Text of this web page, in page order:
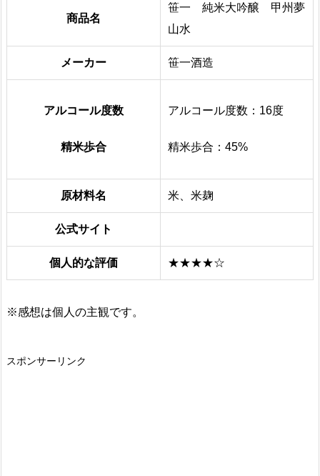
商品名
笹一 純米大吟醸 甲州夢
山水
メーカー 笹一酒造
アルコール度数
精米歩合
アルコール度数：16度
精米歩合：45%
原材料名 米、米麹
公式サイト
個人的な評価 ★★★★☆
※感想は個人の主観です。
スポンサーリンク